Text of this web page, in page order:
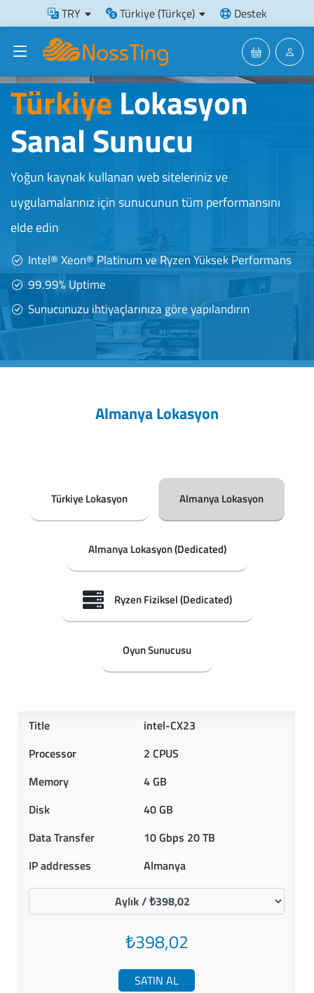
TRY Türkiye (Türkçe) Destek
Türkiye Lokasyon
Sanal Sunucu
Yoğun kaynak kullanan web siteleriniz ve
uygulamalarınız için sunucunun tüm performansını
elde edin
Intel® Xeon® Platinum ve Ryzen Yüksek Performans
99.99% Uptime
Sunucunuzu ihtiyaçlarınıza göre yapılandırın
Almanya Lokasyon
Türkiye Lokasyon Almanya Lokasyon
Almanya Lokasyon (Dedicated)
Ryzen Fiziksel (Dedicated)
Oyun Sunucusu
intel-CX23
2 CPUS
4 GB
40 GB
10 Gbps 20 TB
Almanya
₺398,02
SATIN AL